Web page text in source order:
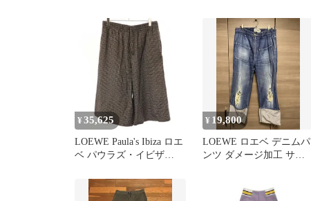
¥ 35,625
LOEWE Paula's Ibiza ロエ
ベ パウラズ・イビザ
コットンリネン ドロース
トリング ショーツ
¥ 19,800
LOEWE ロエベ デニムパ
ンツ ダメージ加工 サイ